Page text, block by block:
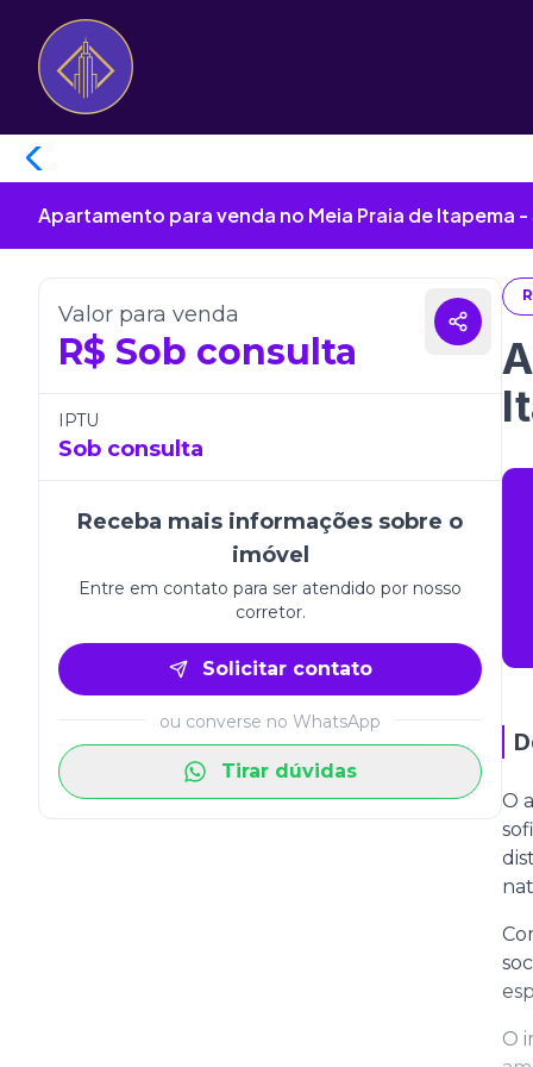
Apartamento para venda no Meia Praia de Itapema -
Valor para venda
R$ Sob consulta
IPTU
Sob consulta
Receba mais informações sobre o
imóvel
Entre em contato para ser atendido por nosso
corretor.
Solicitar contato
ou converse no WhatsApp
Tirar dúvidas
O
O